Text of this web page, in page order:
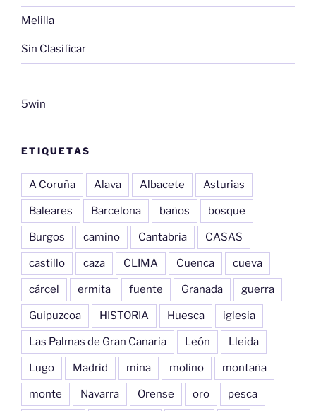
Melilla
Sin Clasificar
5win
ETIQUETAS
A Coruña Alava Albacete Asturias
Baleares Barcelona baños bosque
Burgos camino Cantabria CASAS
castillo caza CLIMA Cuenca cueva
cárcel ermita fuente Granada guerra
Guipuzcoa HISTORIA Huesca iglesia
Las Palmas de Gran Canaria León Lleida
Lugo Madrid mina molino montaña
monte Navarra Orense oro pesca